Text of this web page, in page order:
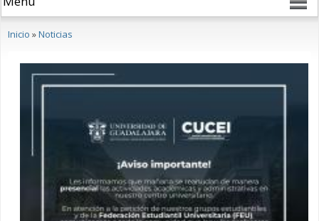
Inicio »Noticias